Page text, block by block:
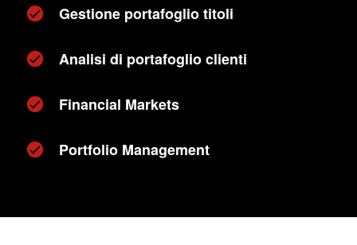
Gestione portafoglio titoli
Analisi di portafoglio clienti
Financial Markets
Portfolio Management